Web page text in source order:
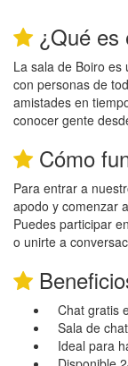
¿Qué es
La sala de Boiro
con personas de
amistades en
conocer gente
Cómo
Para entrar a
apodo y comenzar
Puedes participar
o unirte a
Chat gratis
Sala de
Ideal para